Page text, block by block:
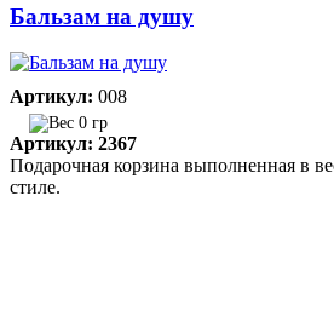
Бальзам на душу
Артикул: 008
0 гр
Артикул: 2367
Подарочная корзина выполненная в
стиле.